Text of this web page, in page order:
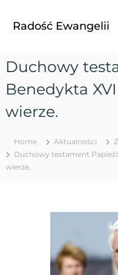
Radość Ewangelii
Duchowy
Benedykta
wierze.
Home Aktualności
Duchowy testament
wierze.